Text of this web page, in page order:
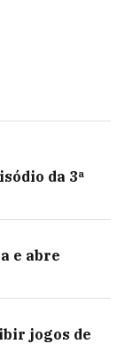
da 3ª
e abre
jogos de